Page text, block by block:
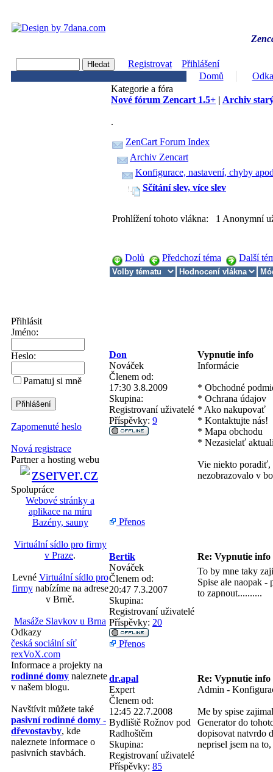
Registrovat
Přihlášení
Domů
Přihlásit
Jméno:
Heslo:
Pamatuj si mně
Zapomenuté heslo
Nová registrace
Partner a hosting webu
Spolupráce
Webové stránky a
aplikace na míru
Bazény, sauny
Virtuální sídlo pro firmy
v Praze.
Levné Virtuální sídlo pro
firmynabízíme na adrese
v Brně.
Masáže Slavkov u Brna
Odkazy
česká sociální síť
rexVoX.com
Informace a projekty na
rodinné domy naleznete
v našem blogu.
Navštívit můžete také
pasivní rodinné domy -
dřevostavby, kde
naleznete informace o
pasivních stavbách.
Kategorie a fóra
Nové fórum Zencart 1.5+ | Archiv
.
ZenCart Forum Index
Archiv Zencart
Konfigurace, nastavení, chyby
Sčítání slev, více slev
Prohlížení tohoto vlákna: 1 Anonymní
Dolů Předchozí téma Další
Don
Vypnutie info
Nováček
Členem od:
17:30 3.8.2009
Skupina:
Registrovaní uživatelé
Příspěvky: 9
Informácie
* Obchodné
* Ochrana údajov
* Ako nakupovať
* Kontaktujte nás!
* Mapa obchodu
* Nezasielať
Vie niekto poradiť,
nezobrazovalo v
Přenos
Bertik
Re: Vypnutie info
Nováček
Členem od:
20:47 7.3.2007
Skupina:
Registrovaní uživatelé
Příspěvky: 20
To by mne taky
Spise ale naopak
to zapnout..........
Přenos
dr.apal
Re: Vypnutie info
Expert
Členem od:
12:45 22.7.2008
Bydliště Rožnov pod
Radhoštěm
Skupina:
Registrovaní uživatelé
Příspěvky: 85
Admin -
Me by spise
Generator do
dopisovat natvrdo
neprisel jsem na